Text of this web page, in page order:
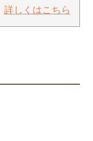
詳しくはこちら